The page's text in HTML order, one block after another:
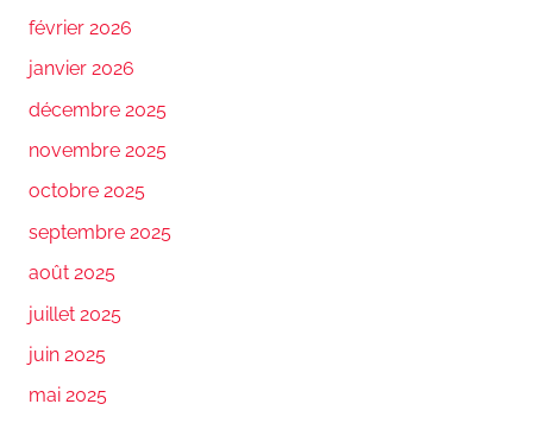
février 2026
janvier 2026
décembre 2025
novembre 2025
octobre 2025
septembre 2025
août 2025
juillet 2025
juin 2025
mai 2025